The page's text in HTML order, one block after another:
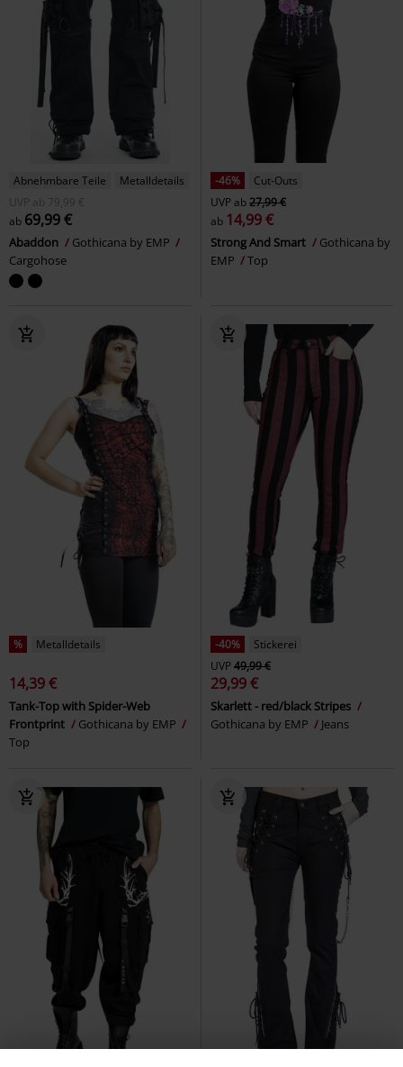
Abnehmbare Teile
Metalldetails
UVP
ab 79,99 €
ab 69,99 €
Abaddon
Gothicana by EMP
Cargohose
-46%
Cut-Outs
UVPab27,99 €
ab 14,99 €
Strong And Smart
Gothicana by
EMP
Top
% Metalldetails
14,39 €
Tank-Top with Spider-Web
Frontprint
Gothicana by EMP
Top
-40%
Stickerei
UVP49,99 €
29,99 €
Skarlett - red/black Stripes
Gothicana by EMP
Jeans